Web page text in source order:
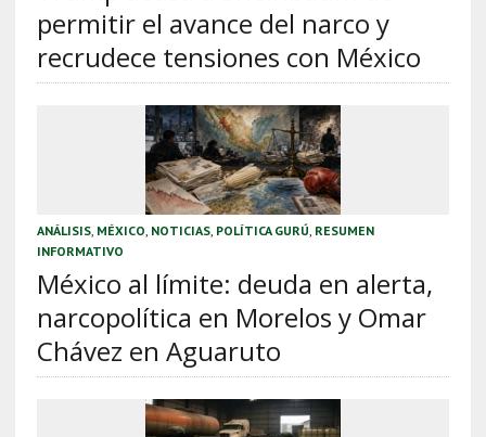
permitir el avance del narco y
recrudece tensiones con México
ANÁLISIS, MÉXICO NOTICIAS, POLÍTICA GURÚ RESUMEN
INFORMATIVO
México al límite: deuda en alerta,
narcopolítica en Morelos y Omar
Chávez en Aguaruto